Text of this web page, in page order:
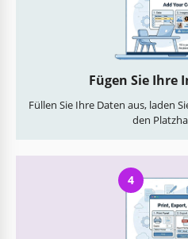
Fügen Sie Ihre
Füllen Sie Ihre Daten aus, laden
den
4